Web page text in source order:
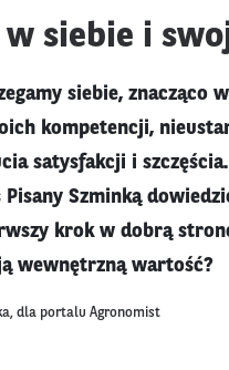
siebie i
siebie, znacząco
kompetencji,
satysfakcji i
Pisany Szminką
krok w dobrą
wewnętrzną wartość?
dla portalu Agronomist